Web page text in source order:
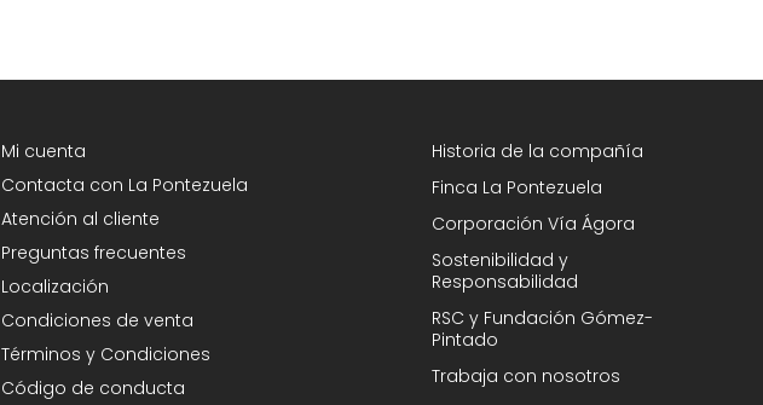
Mi cuenta
Contacta con La Pontezuela
Atención al cliente
Preguntas frecuentes
Localización
Condiciones de venta
Términos y Condiciones
Código de conducta
Historia de la compañía
Finca La Pontezuela
Corporación Vía Ágora
Sostenibilidad y
Responsabilidad
RSC y Fundación Gómez-
Pintado
Trabaja con nosotros